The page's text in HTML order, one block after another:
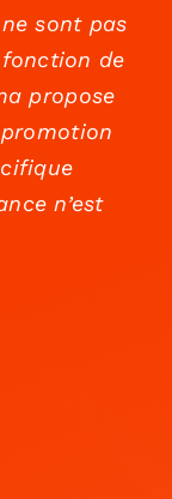
sont pas
de
propose
n’est